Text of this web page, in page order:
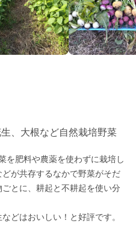
、大根など自然栽培野菜
を肥料や農薬を使わずに栽培し
が共存するなかで野菜がそだ
とに、耕起と不耕起を使い分
どはおいしい！と好評です。